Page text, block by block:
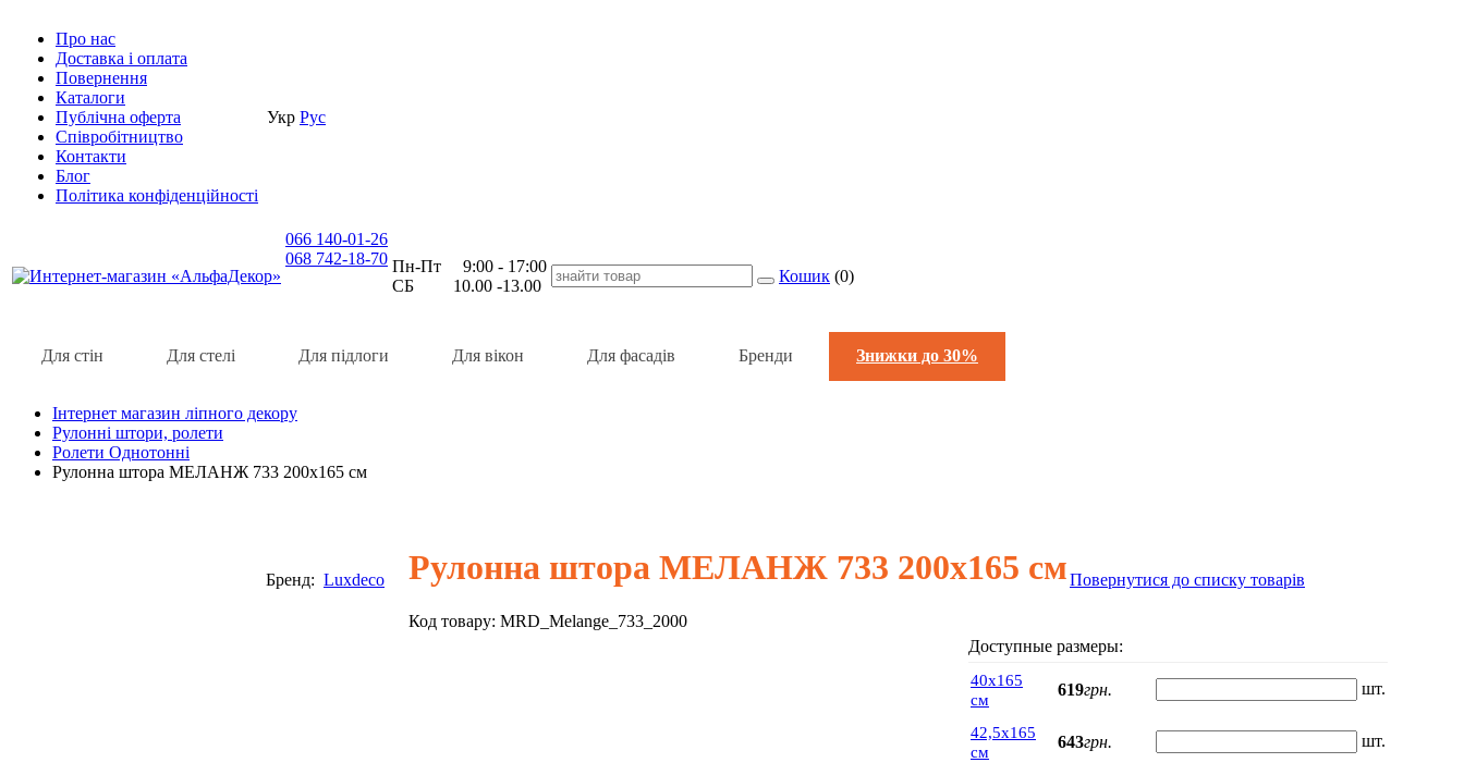
Про нас
Доставка i оплата
Повернення
Каталоги
Публічна оферта
Співробітництво
Контакти
Блог
Політика конфіденційності
Укр Рус
066 140-01-26
068 742-18-70 Пн-Пт 9:00 - 17:00
СБ 10.00 -13.00
Кошик (0)
Для стін Для стелі Для підлоги Для вікон Для фасадів Бренди Знижки до 30%
Інтернет магазин ліпного декору
Рулонні штори, ролети
Ролети Однотонні
Рулонна штора МЕЛАНЖ 733 200х165 см
Бренд: Luxdeco Рулонна штора МЕЛАНЖ 733 200х165 см
Код товару: MRD_Melange_733_2000
Повернутися до списку товарів
Доступные размеры:
40х165
см
619грн. шт.
42,5х165
см
643грн. шт.